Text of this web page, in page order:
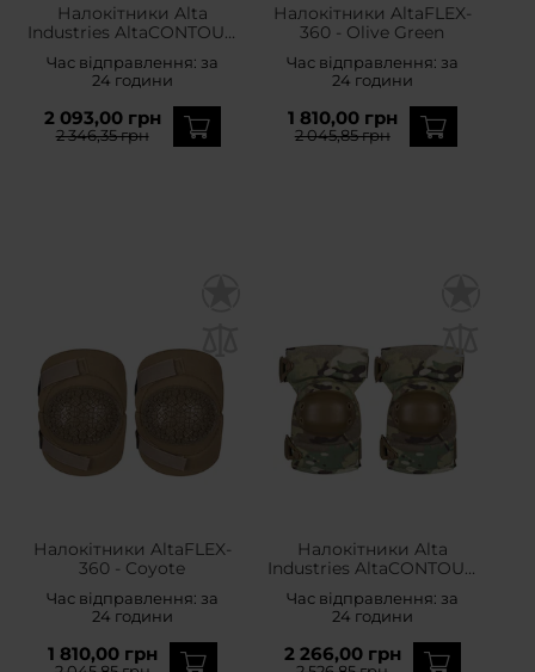
Налокітники Alta
Industries AltaCONTOUR
Elbow AltaLOK - Olive
Green
Час відправлення: за
24 години
2 093,00 грн
2 346,35 грн
Налокітники AltaFLEX-
360 - Olive Green
Час відправлення: за
24 години
1 810,00 грн
2 045,85 грн
Налокітники AltaFLEX-
360 - Coyote
Час відправлення: за
24 години
1 810,00 грн
Налокітники Alta
Industries AltaCONTOUR
Elbow AltaLOK -
MultiCam
Час відправлення: за
24 години
2 266,00 грн